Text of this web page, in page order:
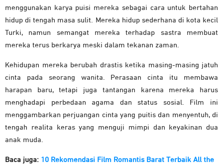
menggunakan karya puisi mereka sebagai cara untuk bertahan
hidup di tengah masa sulit. Mereka hidup sederhana di kota kecil
Turki, namun semangat mereka terhadap sastra membuat
mereka terus berkarya meski dalam tekanan zaman.
Kehidupan mereka berubah drastis ketika masing-masing jatuh
cinta pada seorang wanita. Perasaan cinta itu membawa
harapan baru, tetapi juga tantangan karena mereka harus
menghadapi perbedaan agama dan status sosial. Film ini
menggambarkan perjuangan cinta yang puitis dan menyentuh, di
tengah realita keras yang menguji mimpi dan keyakinan dua
anak muda.
Baca juga: 10 Rekomendasi Film Romantis Barat Terbaik All the